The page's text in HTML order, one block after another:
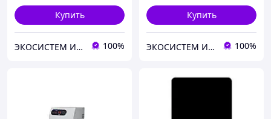
Купить
ЭКОСИСТЕМ ИНЖИНИРИНГ ООО 100%
Купить
ЭКОСИСТЕМ ИНЖИНИРИНГ ООО 100%